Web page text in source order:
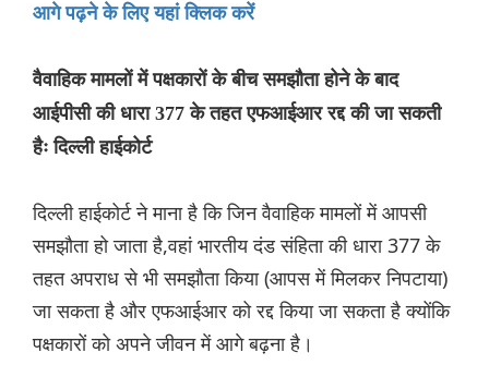
आगे पढ़ने के लिए यहां क्लिक करें
वैवाहिक मामलों में पक्षकारों के बीच समझौता होने के बाद
आईपीसी की धारा 377 के तहत एफआईआर रद्द की जा सकती
हैः दिल्ली हाईकोर्ट
दिल्ली हाईकोर्ट ने माना है कि जिन वैवाहिक मामलों में आपसी
समझौता हो जाता है,वहां भारतीय दंड संहिता की धारा 377 के
तहत अपराध से भी समझौता किया (आपस में मिलकर निपटाया)
जा सकता है और एफआईआर को रद्द किया जा सकता है क्योंकि
पक्षकारों को अपने जीवन में आगे बढ़ना है।